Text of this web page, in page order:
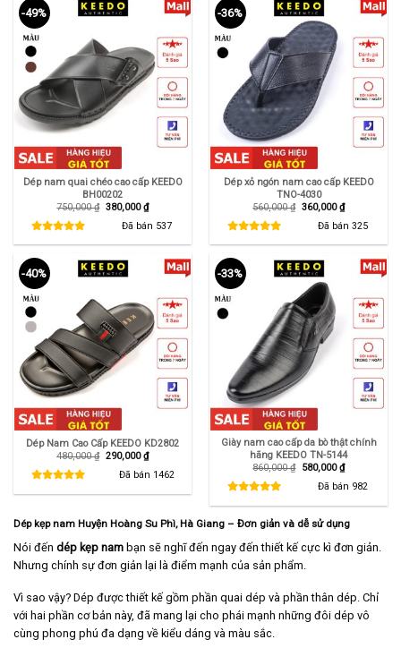
-49%
Dép nam quai chéo cao cấp KEEDO
BH00202
750,000₫ Giá
750,000 ₫.
380,000₫Giá
hiện
tại
là:
380,000 ₫.
Đã bán 537
-36%
Dép xỏ ngón nam cao cấp KEEDO
TNO-4030
560,000₫ Giá
560,000 ₫.
360,000₫Giá
hiện
tại
là:
360,000 ₫.
Đã bán 325
-40%
Dép Nam Cao Cấp KEEDO KD2802
480,000₫ Giá
290,000₫Giá
hiện
tại
Đã bán 1462
-33%
Giày nam cao cấp da bò thật chính
hãng KEEDO TN-5144
860,000₫ Giá
580,000₫Giá
hiện
tại
Đã bán 982
Dép kẹp nam Huyện Hoàng Su Phì, Hà Giang – Đơn giản và dễ sử dụng
Nói đến dép kẹp nam bạn sẽ nghĩ đến ngay đến thiết kế cực kì đơn giản.
Nhưng chính sự đơn giản lại là điểm mạnh của sản phẩm.
Vì sao vậy? Dép được thiết kế gồm phần quai dép và phần thân dép. Chỉ
với hai phần cơ bản này, đã mang lại cho phái mạnh những đôi dép vô
cùng phong phú đa dạng về kiểu dáng và màu sắc.